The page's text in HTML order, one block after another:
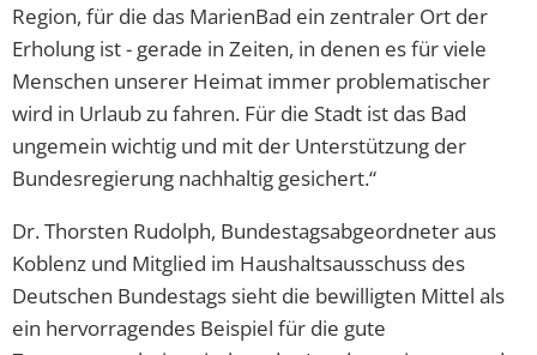
Region, für die das MarienBad ein zentraler Ort der
Erholung ist - gerade in Zeiten, in denen es für viele
Menschen unserer Heimat immer problematischer
wird in Urlaub zu fahren. Für die Stadt ist das Bad
ungemein wichtig und mit der Unterstützung der
Bundesregierung nachhaltig gesichert.“
Dr. Thorsten Rudolph, Bundestagsabgeordneter aus
Koblenz und Mitglied im Haushaltsausschuss des
Deutschen Bundestags sieht die bewilligten Mittel als
ein hervorragendes Beispiel für die gute